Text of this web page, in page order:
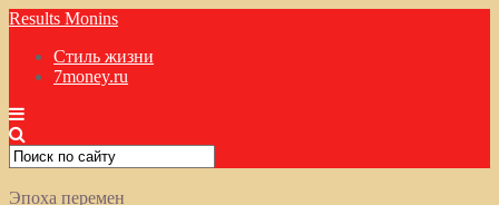
Results Monins
Стиль жизни
7money.ru
Эпоха перемен